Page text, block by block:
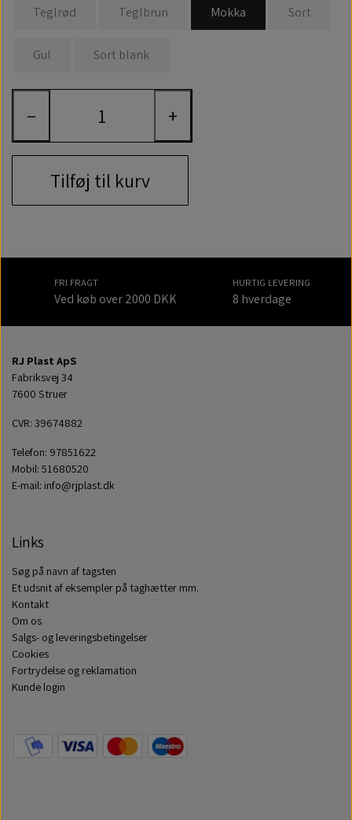
Teglrød Teglbrun Mokka Sort
Gul Sort blank
− +
Tilføj til kurv
FRI FRAGT
Ved køb over 2000 DKK
HURTIG LEVERING
8 hverdage
RJ Plast ApS
Fabriksvej 34
7600 Struer
CVR: 39674882
Telefon: 97851622
Mobil: 51680520
E-mail: info@rjplast.dk
Links
Søg på navn af tagsten
Et udsnit af eksempler på taghætter mm.
Kontakt
Om os
Salgs- og leveringsbetingelser
Cookies
Fortrydelse og reklamation
Kunde login